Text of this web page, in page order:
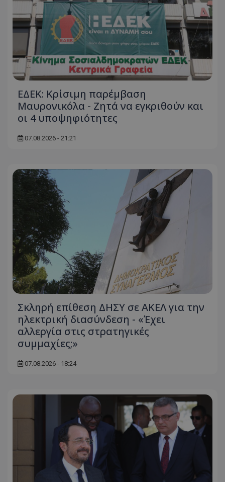
ΕΔΕΚ: Κρίσιμη παρέμβαση
Μαυρονικόλα - Ζητά να εγκριθούν και
οι 4 υποψηφιότητες
07.08.2026 - 21:21
Σκληρή επίθεση ΔΗΣΥ σε ΑΚΕΛ για την
ηλεκτρική διασύνδεση - «Έχει
αλλεργία στις στρατηγικές
συμμαχίες;»
07.08.2026 - 18:24